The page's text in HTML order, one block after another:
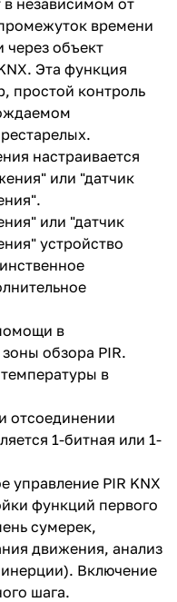
времени
через объект
Эта функция
простой контроль
настраивается
или "датчик
или "датчик
устройство
в
обзора PIR.
в
отсоединении
1-битная или 1-
управление PIR KNX
функций первого
сумерек,
движения, анализ
Включение
шага.